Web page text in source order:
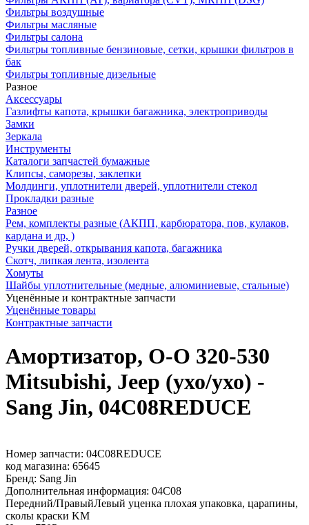
Фильтры воздушные
Фильтры масляные
Фильтры салона
Фильтры топливные бензиновые, сетки, крышки фильтров в
бак
Фильтры топливные дизельные
Разное
Аксесcуары
Газлифты капота, крышки багажника, электроприводы
Замки
Зеркала
Инструменты
Каталоги запчастей бумажные
Клипсы, саморезы, заклепки
Молдинги, уплотнители дверей, уплотнители стекол
Прокладки разные
Разное
Рем, комплекты разные (АКПП, карбюратора, пов, кулаков,
кардана и др, )
Ручки дверей, открывания капота, багажника
Скотч, липкая лента, изолента
Хомуты
Шайбы уплотнительные (медные, алюминиевые, стальные)
Уценённые и контрактные запчасти
Уценённые товары
Контрактные запчасти
Амортизатор, O-O 320-530
Mitsubishi, Jeep (ухо/ухо) -
Sang Jin, 04С08REDUCE
Номер запчасти: 04С08REDUCE
код магазина: 65645
Бренд: Sang Jin
Дополнительная информация: 04С08
Передний/ПравыйЛевый уценка плохая упаковка, царапины,
сколы краски KM